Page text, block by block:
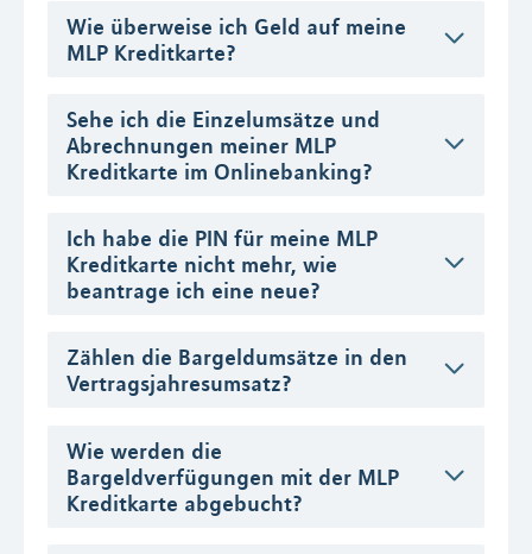
Wie überweise ich Geld auf meine
MLP Kreditkarte?
Sehe ich die Einzelumsätze und
Abrechnungen meiner MLP
Kreditkarte im Onlinebanking?
Ich habe die PIN für meine MLP
Kreditkarte nicht mehr, wie
beantrage ich eine neue?
Zählen die Bargeldumsätze in den
Vertragsjahresumsatz?
Wie werden die
Bargeldverfügungen mit der MLP
Kreditkarte abgebucht?